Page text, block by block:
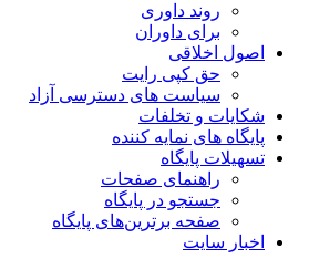
روند داوری
برای داوران
اصول اخلاقی
حق کپی رایت
سیاست های دسترسی آزاد
شکایات و تخلفات
پایگاه های نمایه کننده
تسهیلات پایگاه
راهنمای صفحات
جستجو در پایگاه
صفحه برترین‌های پایگاه
اخبار سایت